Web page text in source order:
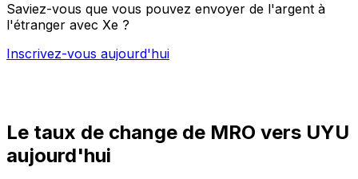
Saviez-vous que vous pouvez envoyer de l'argent à
l'étranger avec Xe ?
Inscrivez-vous aujourd'hui
Le taux de change de MRO vers UYU
aujourd'hui